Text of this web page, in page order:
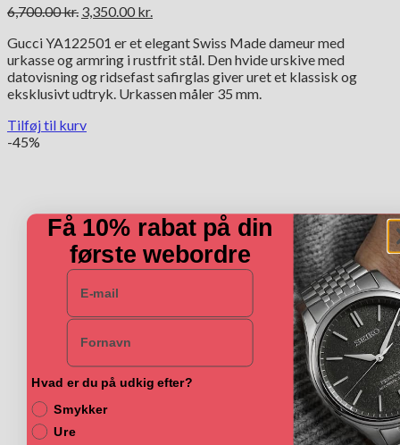
6,700.00kr. Den
pris
var:
6,700.00 kr..
3,350.00 kr.
pris
er:
3,350.00 kr..
Gucci YA122501 er et elegant Swiss Made dameur med
urkasse og armring i rustfrit stål. Den hvide urskive med
datovisning og ridsefast safirglas giver uret et klassisk og
eksklusivt udtryk. Urkassen måler 35 mm.
Tilføj til kurv
-45%
Få 10% rabat på din
første webordre
E-mail
Navn
Hvad er du på udkig efter?
Smykker
Ure